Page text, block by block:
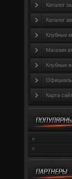
Каталог
Каталог
Клубные
Магазин
Клубные
Карта
»
»